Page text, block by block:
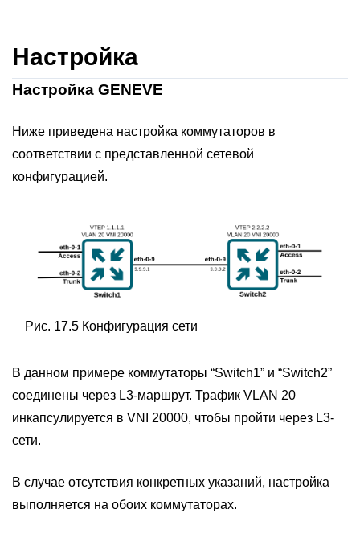
Настройка
Настройка GENEVE
Ниже приведена настройка коммутаторов в
соответствии с представленной сетевой
конфигурацией.
Рис. 17.5 Конфигурация сети
В данном примере коммутаторы “Switch1” и “Switch2”
соединены через L3-маршрут. Трафик VLAN 20
инкапсулируется в VNI 20000, чтобы пройти через L3-
сети.
В случае отсутствия конкретных указаний, настройка
выполняется на обоих коммутаторах.